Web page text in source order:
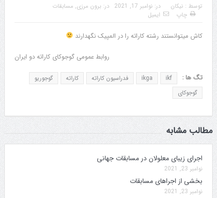
توسط : نیکان در: نوامبر 17, 2021 در: برون مرزی, مسابقات
چاپ
ایمیل
کاش میتوانستند رشته کاراته را در المپیک نگهدارند
روابط عمومی گوجوکای کاراته دو ایران
تگ ها : ikf
ikga فدراسیون کاراته کاراته
گوجوریو
گوجوکای
مطالب مشابه
اجرای زیبای معلولان در مسابقات جهانی
نوامبر 23, 2021
بخشی از اجراهای مسابقات
نوامبر 23, 2021